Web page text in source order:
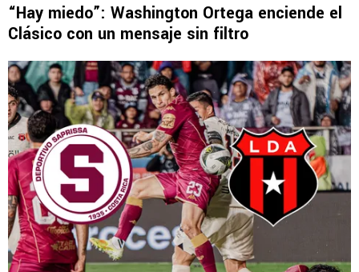
“Hay miedo”: Washington Ortega enciende el
Clásico con un mensaje sin filtro